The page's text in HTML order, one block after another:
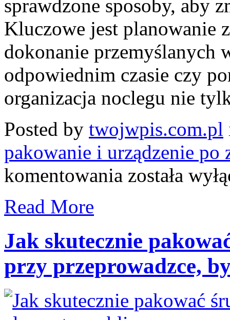
sprawdzone sposoby, aby
Kluczowe jest planowanie
dokonanie przemyślanych
odpowiednim czasie czy
organizacja noclegu nie
Posted by twojwpis.com.pl
pakowanie i urządzenie po
komentowania
zaplanować
miasta,
by
uniknąć
i
niepotrzebnych
została
Read More
Jak skutecznie
przy przeprowadzce,